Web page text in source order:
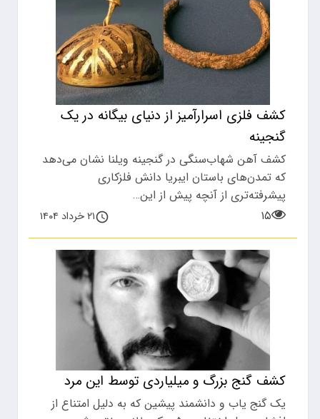
کشف فلزی اسرارآمیز از دنیای بیگانه در یک
گنجینه
کشف آهن شهاب‌سنگی در گنجینه ویلنا نشان می‌دهد
که تمدن‌های باستان ایبریا دانش فلزکاری
پیشرفته‌تری از آنچه پیش از این…
۱۵
۲۱ خرداد ۱۴۰۴
کشف گنج بزرگ و میلیاردی توسط این مرد
یک گنج یاب و دانشمند پیشین که به دلیل امتناع از